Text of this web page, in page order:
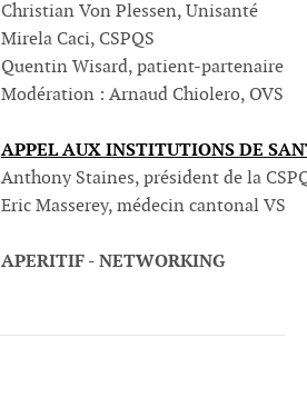
Christian Von Plessen, Unisanté
Mirela Caci, CSPQS
Quentin Wisard, patient-partenaire
Modération : Arnaud Chiolero, OVS
APPEL AUX INSTITUTIONS DE
Anthony Staines, président de la
Eric Masserey, médecin cantonal VS
APERITIF - NETWORKING